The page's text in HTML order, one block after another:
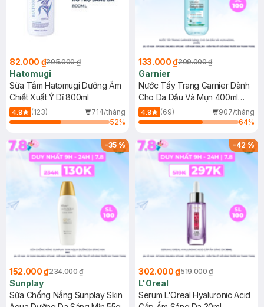
82.000 ₫205.000 ₫
Hatomugi
Sữa Tắm Hatomugi Dưỡng Ẩm
Chiết Xuất Ý Dĩ 800ml
4.9 (123)
714/tháng
52%
133.000 ₫209.000 ₫
Garnier
Nước Tẩy Trang Garnier Dành
Cho Da Dầu Và Mụn 400ml
(Mới)
4.9 (69)
907/tháng
64%
-35%
152.000 ₫234.000 ₫
Sunplay
Sữa Chống Nắng Sunplay Skin
-42%
302.000 ₫519.000 ₫
L'Oreal
Serum L'Oreal Hyaluronic Acid